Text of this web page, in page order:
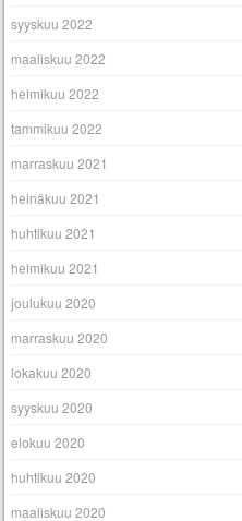
syyskuu 2022
maaliskuu 2022
helmikuu 2022
tammikuu 2022
marraskuu 2021
heinäkuu 2021
huhtikuu 2021
helmikuu 2021
joulukuu 2020
marraskuu 2020
lokakuu 2020
syyskuu 2020
elokuu 2020
huhtikuu 2020
maaliskuu 2020